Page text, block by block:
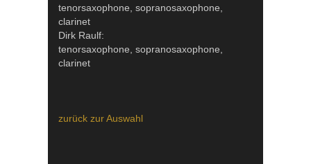
tenorsaxophone, sopranosaxophone,
clarinet
Dirk Raulf:
tenorsaxophone, sopranosaxophone,
clarinet
zurück zur Auswahl